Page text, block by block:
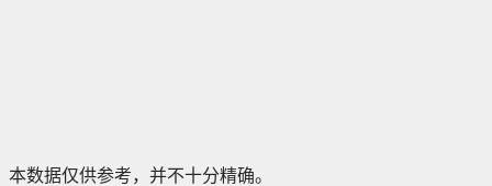
本数据仅供参考，并不十分精确。